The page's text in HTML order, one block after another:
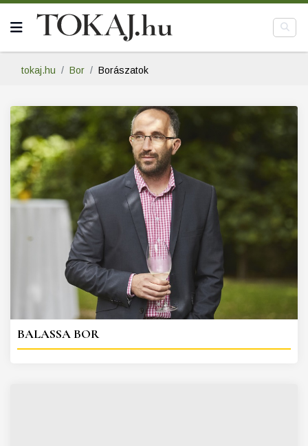
tokaj.hu Bor Borászatok
BALASSA BOR